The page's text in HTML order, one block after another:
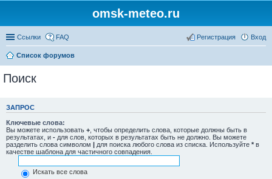
omsk-meteo.ru
Ссылки FAQ Вход
Регистрация
Список форумов
Поиск
ЗАПРОС
Ключевые слова:
Вы можете использовать + , чтобы определить слова, которые должны быть в
результатах, и - для слов, которых в результатах быть не должно. Вы можете
разделить слова символом | для поиска любого слова из списка. Используйте * в
качестве шаблона для частичного совпадения.
Искать все слова